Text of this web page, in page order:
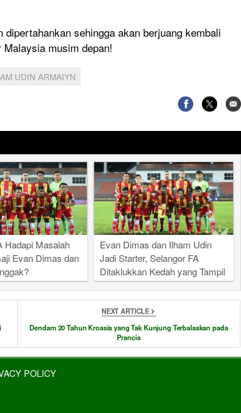
sehingga akan berjuang kembali
musim depan!
UDIN ARMAIYN
Hadapi Masalah
Evan Dimas dan
Evan Dimas dan Ilham Udin
Jadi Starter, Selangor FA
Ditaklukkan Kedah yang Tampil
tanpa Andik Vermansah
NEXT ARTICLE
Dendam 20 Tahun Kroasia yang Tak Kunjung Terbalaskan pada
Prancis
POLICY